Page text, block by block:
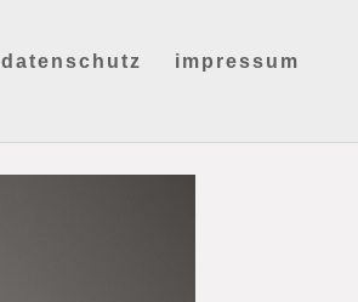
datenschutz impressum